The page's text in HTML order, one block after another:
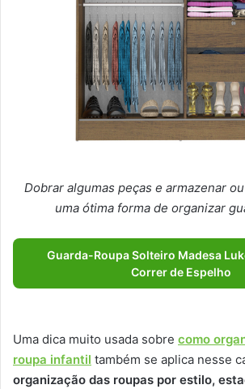
Dobrar algumas peças e armazenar
uma ótima forma de organizar
Guarda-Roupa Solteiro Madesa
Correr de Espelho
Uma dica muito usada sobre como
roupa infantil também se aplica nesse
organização das roupas por estilo,